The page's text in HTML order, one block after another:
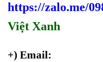
https://zalo.me/
Việt Xanh
+) Email: